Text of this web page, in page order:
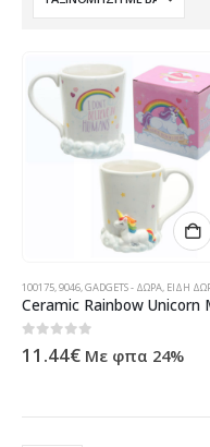
100175 9046 GADGETS - ΔΏΡΑ ΕΊΔΗ
0 out of 5
11.44€ Με φπα 24%